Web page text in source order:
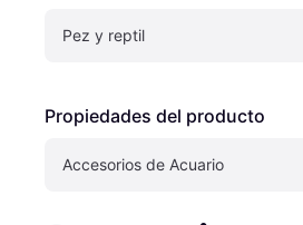
Pez y reptil
Propiedades del producto
Accesorios de Acuario